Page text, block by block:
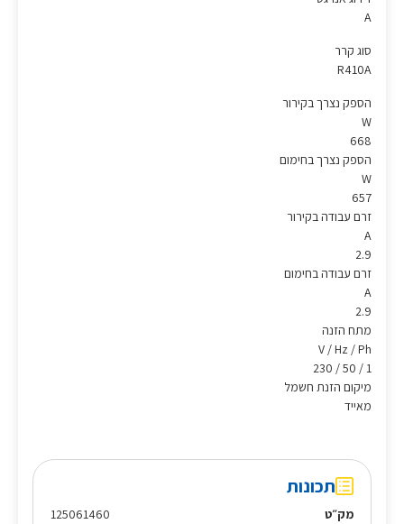
A
סוג קרר
R410A
הספק נצרך בקירור
W
668
הספק נצרך בחימום
W
657
זרם עבודה בקירור
A
2.9
זרם עבודה בחימום
A
2.9
מתח הזנה
V / Hz / Ph
1 / 50 / 230
מיקום הזנת חשמל
מאייד
תכונות
מק״ט
125061460